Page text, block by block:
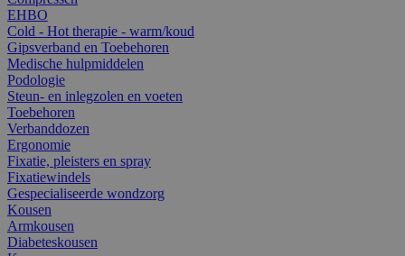
EHBO
Cold - Hot therapie - warm/koud
Gipsverband en Toebehoren
Medische hulpmiddelen
Podologie
Steun- en inlegzolen en voeten
Toebehoren
Verbanddozen
Ergonomie
Fixatie, pleisters en spray
Fixatiewindels
Gespecialiseerde wondzorg
Kousen
Armkousen
Diabeteskousen